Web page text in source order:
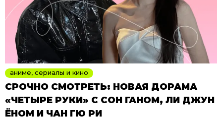
аниме, сериалы и кино
СРОЧНО СМОТРЕТЬ: НОВАЯ ДОРАМА
«ЧЕТЫРЕ РУКИ» С СОН ГАНОМ, ЛИ ДЖУН
ЁНОМ И ЧАН ГЮ РИ